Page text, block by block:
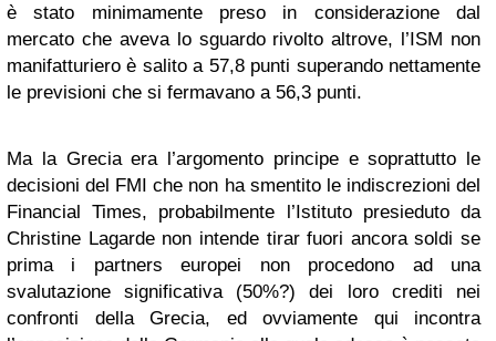
è stato minimamente preso in considerazione dal
mercato che aveva lo sguardo rivolto altrove, l’ISM non
manifatturiero è salito a 57,8 punti superando nettamente
le previsioni che si fermavano a 56,3 punti.
Ma la Grecia era l’argomento principe e soprattutto le
decisioni del FMI che non ha smentito le indiscrezioni del
Financial Times, probabilmente l’Istituto presieduto da
Christine Lagarde non intende tirar fuori ancora soldi se
prima i partners europei non procedono ad una
svalutazione significativa (50%?) dei loro crediti nei
confronti della Grecia, ed ovviamente qui incontra